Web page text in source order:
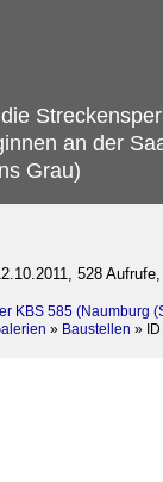
an der
Grau)
528
KBS 585 (Naumburg
» Baustellen »